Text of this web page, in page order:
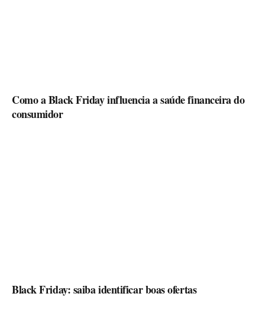
Como a Black Friday influencia a saúde financeira do
consumidor
Black Friday: saiba identificar boas ofertas